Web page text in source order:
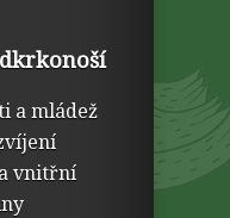
a mládež
vnitřní